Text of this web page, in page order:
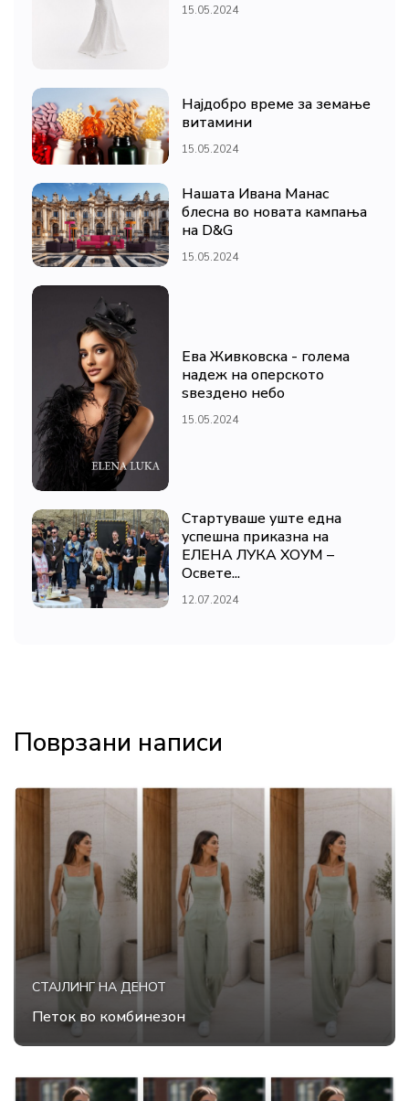
15.05.2024
Најдобро време за земање
витамини
15.05.2024
Нашата Ивана Манас
блесна во новата кампања
на D&G
15.05.2024
Ева Живковска - голема
надеж на оперското
ѕвездено небо
15.05.2024
Стартуваше уште една
успешна приказна на
ЕЛЕНА ЛУКА ХОУМ –
Освете...
12.07.2024
Поврзани написи
СТАЈЛИНГ НА ДЕНОТ
Петок во комбинезон